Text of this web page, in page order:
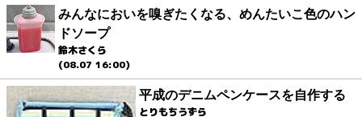
みんなにおいを嗅ぎたくなる、めんたいこ色のハン
ドソープ
鈴木さくら
(08.07 16:00)
平成のデニムペンケースを自作する
とりもちうずら